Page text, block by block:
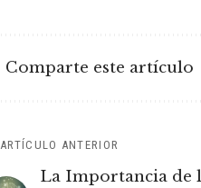
Comparte este artículo
ARTÍCULO ANTERIOR
La Importancia de